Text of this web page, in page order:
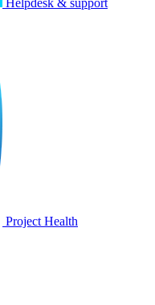
Helpdesk & support
Project Health